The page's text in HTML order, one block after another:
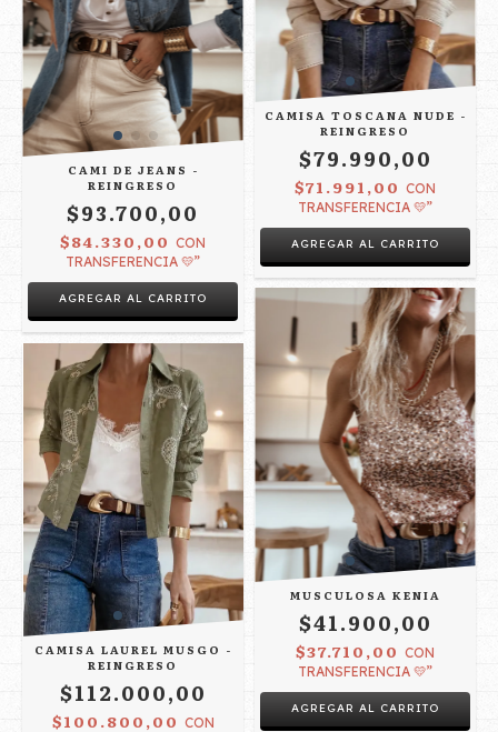
CAMI DE JEANS -
REINGRESO
$93.700,00
$84.330,00 CON
TRANSFERENCIA 💛”
AGREGAR AL CARRITO
CAMISA TOSCANA NUDE -
REINGRESO
$79.990,00
$71.991,00 CON
TRANSFERENCIA 💛”
AGREGAR AL CARRITO
CAMISA LAUREL MUSGO -
REINGRESO
$112.000,00
$100.800,00 CON
MUSCULOSA KENIA
$41.900,00
$37.710,00 CON
TRANSFERENCIA 💛”
AGREGAR AL CARRITO